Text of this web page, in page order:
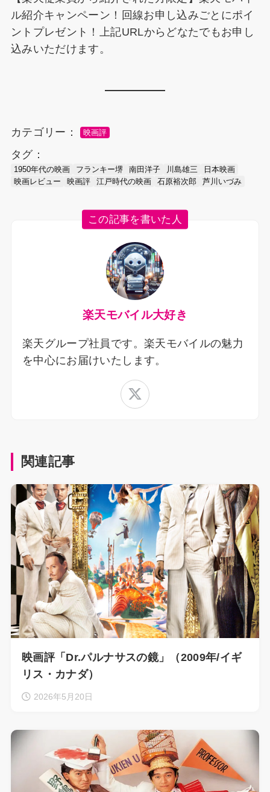
ル紹介キャンペーン！回線お申し込みごとにポイ
ントプレゼント！上記URLからどなたでもお申し
込みいただけます。
カテゴリー： 映画評
タグ：
1950年代の映画 フランキー堺 南田洋子 川島雄三
日本映画
映画レビュー
映画評 江戸時代の映画 石原裕次郎 芦川いづみ
この記事を書いた人
楽天モバイル大好き
楽天グループ社員です。楽天モバイルの魅力
を中心にお届けいたします。
関連記事
映画評「Dr.パルナサスの鏡」（2009年/イギ
リス・カナダ）
2026年5月20日